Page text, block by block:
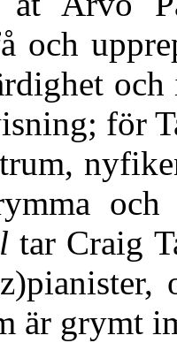
och
för
tar Craig
är grymt